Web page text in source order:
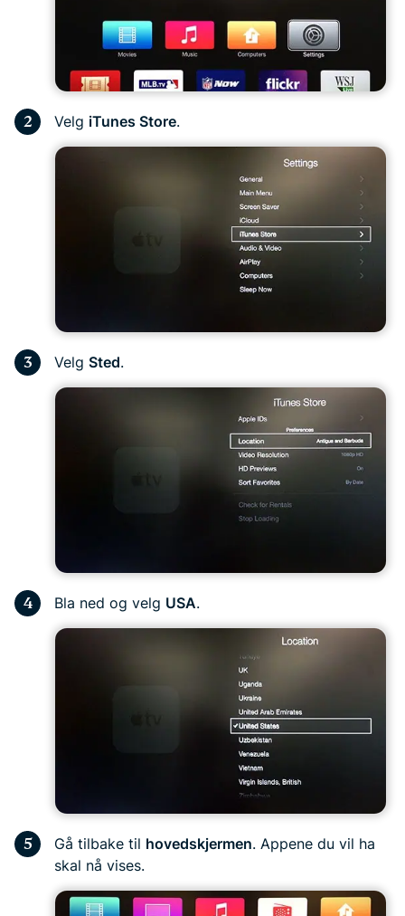
Velg iTunes Store.
Velg Sted.
Bla ned og velg USA.
Gå tilbake til hovedskjermen. Appene du vil ha
skal nå vises.